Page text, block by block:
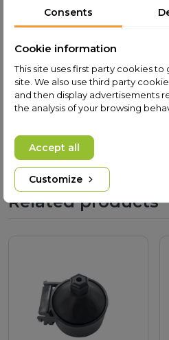
-> Tubo de vacío 58/1800
© El contenido de este
como en sus partes, está
Cualquier uso del
requiere el consentimiento
Esto se aplica en particular a
Related products
Consents
Cookie information
This site uses first party cookies
site. We also use third party
and then display advertisements
the analysis of your browsing
Customize
Accept all